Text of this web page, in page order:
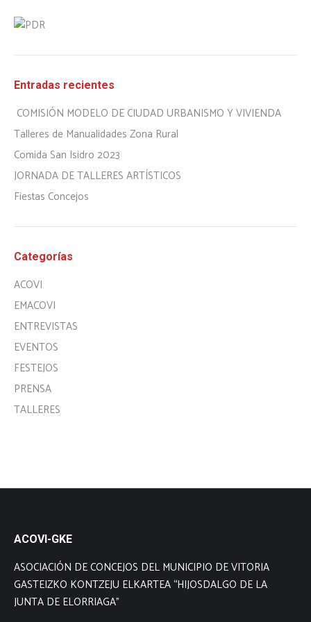
Entradas recientes
COMISIÓN MODELO DE CIUDAD URBANISMO Y VIVIENDA
Talleres de Manualidades Zona Rural
Comida San Isidro 2023
JORNADA DE TALLERES ARTÍSTICOS
Fiestas Concejos
Categorías
ACOVI
EMACOVI
ENTREVISTAS
EVENTOS
FESTEJOS
PRENSA
TALLERES
ACOVI-GKE
ASOCIACIÓN DE CONCEJOS DEL MUNICIPIO DE VITORIA
GASTEIZKO KONTZEJU ELKARTEA “HIJOSDALGO DE LA
JUNTA DE ELORRIAGA”